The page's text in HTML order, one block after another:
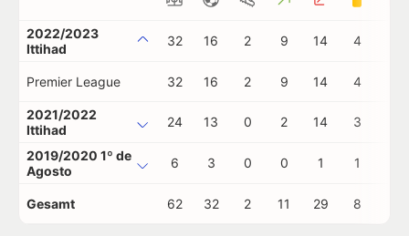
2022/2023
Ittihad
32 16 2 9 14 4
Premier League 32 16 2 9 14 4
2021/2022
Ittihad
24 13 0 2 14 3
2019/2020 1º de
Agosto
6 3 0 0 1 1
Gesamt 62 32 2 11 29 8